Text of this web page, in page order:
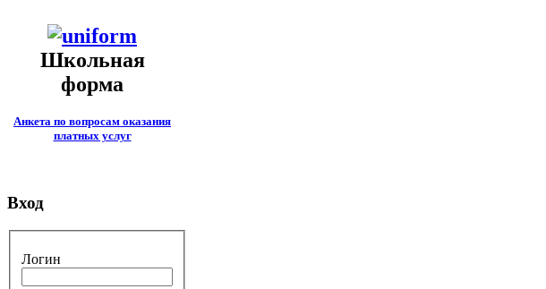
Школьная
форма
Анкета по вопросам оказания
платных услуг
Вход
Логин